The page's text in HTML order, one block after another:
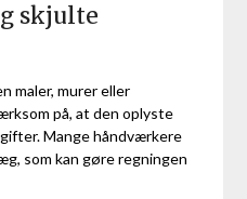
skjulte
maler, murer eller
på, at den oplyste
Mange håndværkere
som kan gøre regningen